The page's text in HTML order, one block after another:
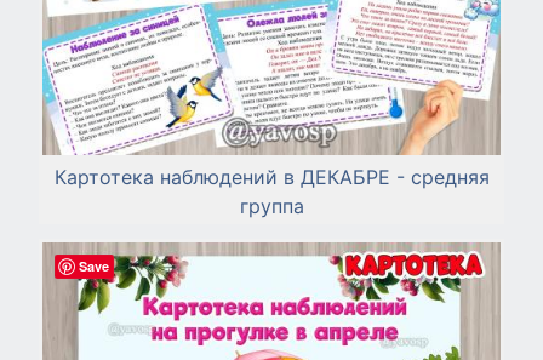
Картотека наблюдений в ДЕКАБРЕ - средняя
группа
Save